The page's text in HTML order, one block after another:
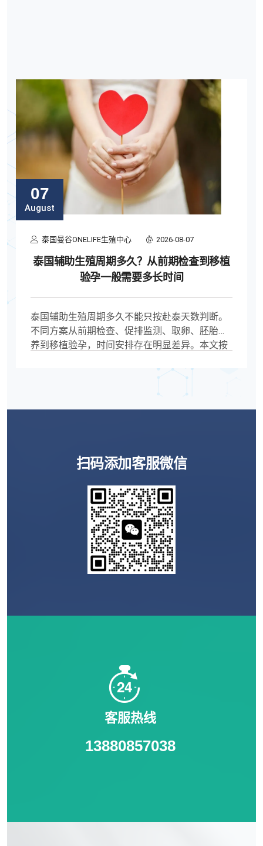
07
August
泰国曼谷ONELIFE生殖中心 2026-08-07
泰国辅助生殖周期多久？从前期检查到移植
验孕一般需要多长时间
泰国辅助生殖周期多久不能只按赴泰天数判断。
不同方案从前期检查、促排监测、取卵、胚胎培
养到移植验孕，时间安排存在明显差异。本文按
测、内膜准备、高龄及多周期治疗对整体时间的
扫码添加客服微信
客服热线
13880857038